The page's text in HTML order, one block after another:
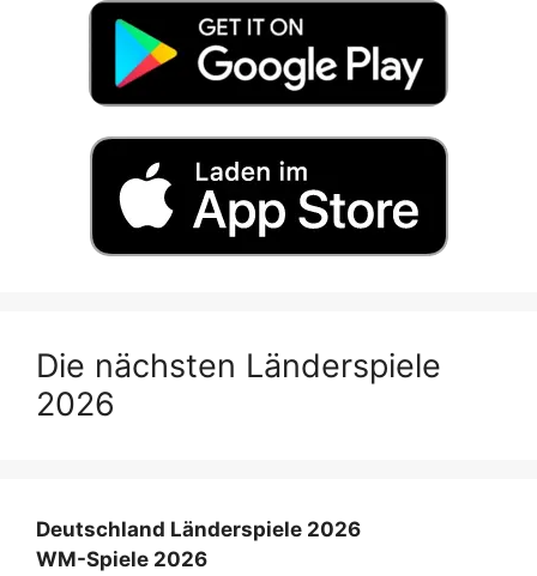
Die nächsten Länderspiele
2026
Deutschland Länderspiele 2026
WM-Spiele 2026